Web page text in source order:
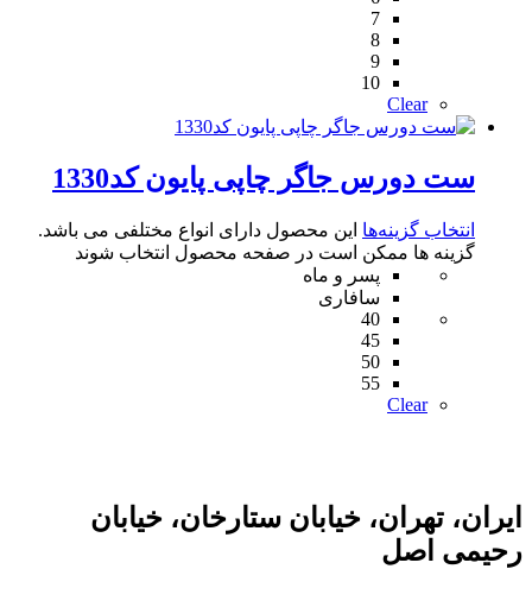
7
8
9
10
Clear
ست دورس جاگر چاپی پایون کد1330
انتخاب گزینه‌ها این محصول دارای انواع مختلفی می باشد.
گزینه ها ممکن است در صفحه محصول انتخاب شوند
پسر و ماه
سافاری
40
45
50
55
Clear
ایران، تهران، خیابان ستارخان، خیابان
رحیمی اصل